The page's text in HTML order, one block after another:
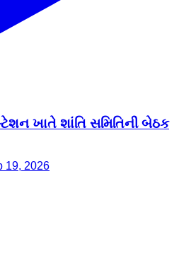
ખાતે શાંતિ સમિતિની બેઠક
19, 2026